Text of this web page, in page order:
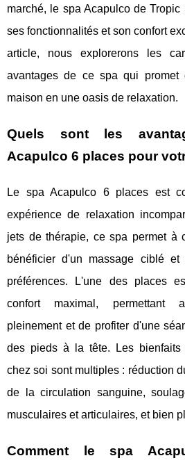
marché, le spa Acapulco de
ses fonctionnalités et son confort
article, nous explorerons les
avantages de ce spa qui promet
maison en une oasis de relaxation.
Quels sont les
Acapulco 6 places pour
Le spa Acapulco 6 places est
expérience de relaxation
jets de thérapie, ce spa permet à
bénéficier d'un massage ciblé
préférences. L'une des places
confort maximal, permettant
pleinement et de profiter d'une
des pieds à la tête. Les bienfaits
chez soi sont multiples : réduction
de la circulation sanguine,
musculaires et articulaires, et bien
Comment le spa